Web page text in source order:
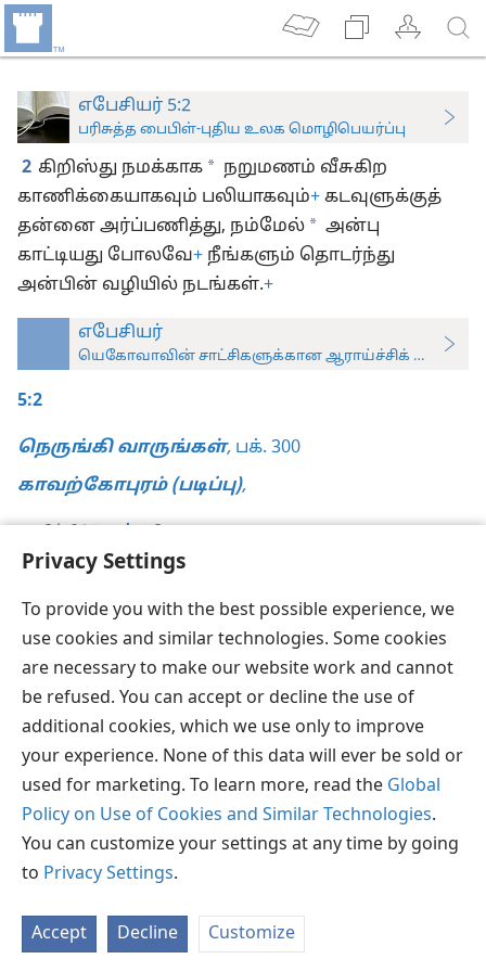
Privacy Settings
To provide you with the best possible experience, we
use cookies and similar technologies. Some cookies
are necessary to make our website work and cannot
be refused. You can accept or decline the use of
additional cookies, which we use only to improve
your experience. None of this data will ever be sold or
used for marketing. To learn more, read the Global
Policy on Use of Cookies and Similar Technologies.
You can customize your settings at any time by going
to Privacy Settings.
Accept Decline Customize
எபேசியர் 5:2
பரிசுத்த பைபிள்-புதிய உலக மொழிபெயர்ப்பு
2 கிறிஸ்து நமக்காக * நறுமணம் வீசுகிற
காணிக்கையாகவும் பலியாகவும்+ கடவுளுக்குத்
தன்னை அர்ப்பணித்து, நம்மேல் * அன்பு
காட்டியது போலவே+ நீங்களும் தொடர்ந்து
அன்பின் வழியில் நடங்கள்.+
எபேசியர்
யெகோவாவின் சாட்சிகளுக்கான ஆராய்ச்சிக் கையேடு
5:2
நெருங்கி வாருங்கள், பக். 300
காவற்கோபுரம் (படிப்பு),
தமிழ்
விருப்பங்கள்
Copyright© 2026 Watch Tower Bible and Tract Society of Pennsylvania
விதிமுறைகள் தனியுரிமை ப்ரைவசி செட்டிங்